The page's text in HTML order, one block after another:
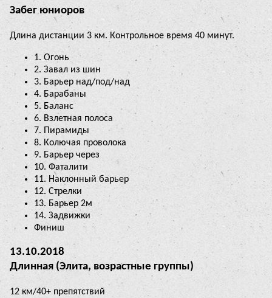
Забег юниоров
Длина дистанции 3 км. Контрольное время 40 минут.
1. Огонь
2. Завал из шин
3. Барьер над/под/над
4. Барабаны
5. Баланс
6. Взлетная полоса
7. Пирамиды
8. Колючая проволока
9. Барьер через
10. Фаталити
11. Наклонный барьер
12. Стрелки
13. Барьер 2м
14. Задвижки
Финиш
13.10.2018
Длинная (Элита, возрастные группы)
12 км/40+ препятствий